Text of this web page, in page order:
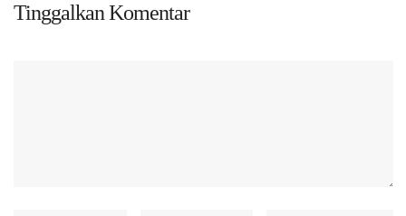
Tinggalkan Komentar